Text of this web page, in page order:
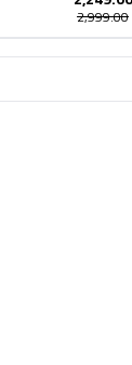
2,999.00